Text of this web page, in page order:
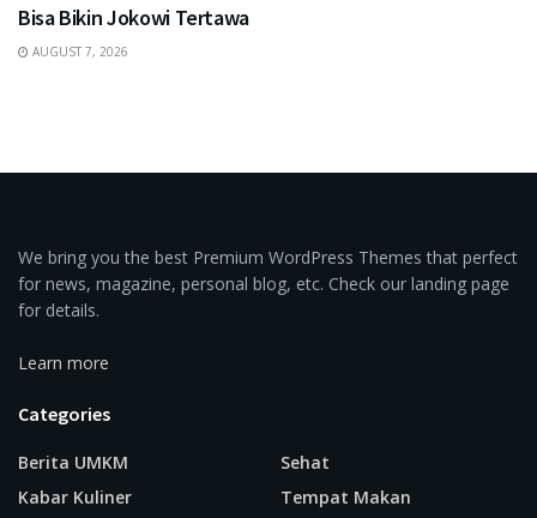
Bisa Bikin Jokowi Tertawa
AUGUST 7, 2026
We bring you the best Premium WordPress Themes that perfect
for news, magazine, personal blog, etc. Check our landing page
for details.
Learn more
Categories
Berita UMKM
Kabar Kuliner
Sehat
Tempat Makan